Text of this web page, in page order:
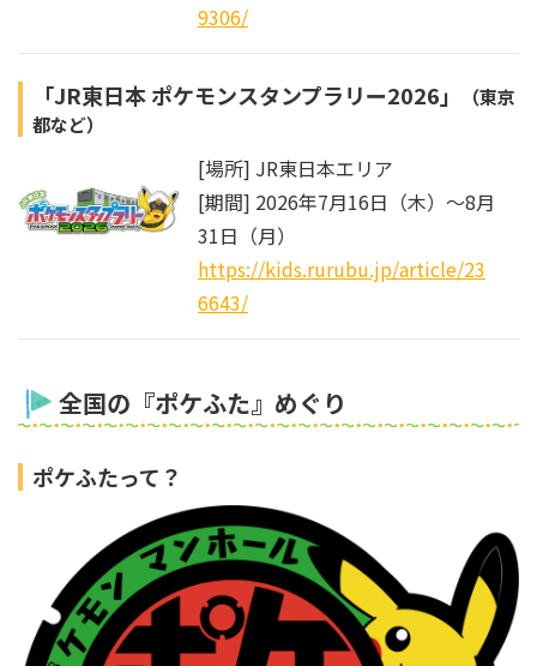
9306/
「JR東日本 ポケモンスタンプラリー2026」
（東京
都など）
[場所] JR東日本エリア
[期間] 2026年7月16日（木）～8月
31日（月）
https://kids.rurubu.jp/article/23
6643/
全国の『ポケふた』めぐり
ポケふたって？